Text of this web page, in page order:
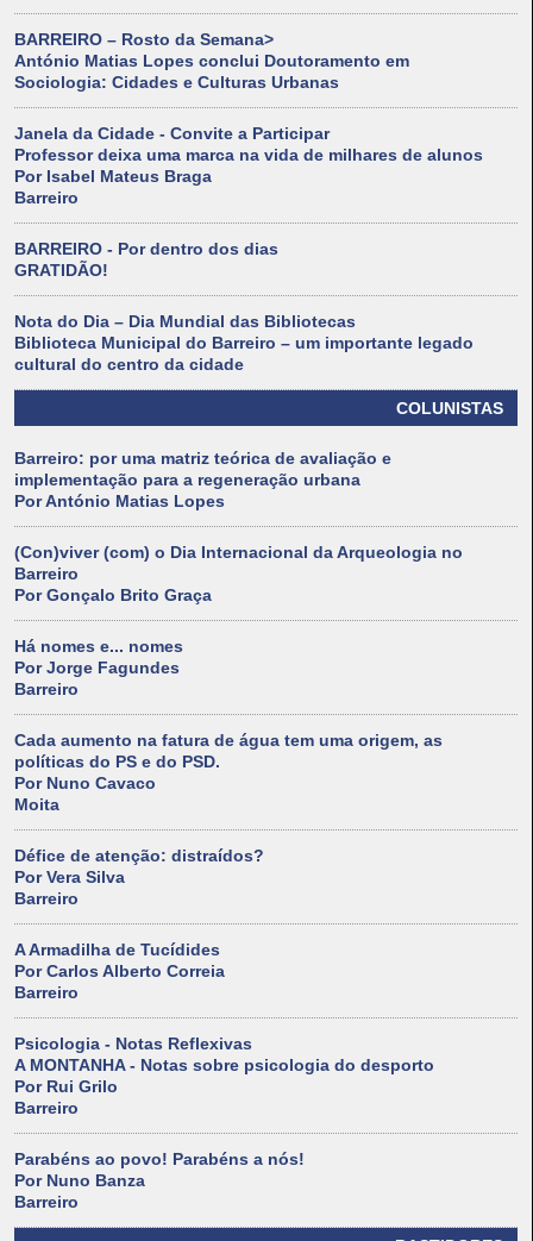
BARREIRO – Rosto da Semana>
António Matias Lopes conclui Doutoramento em
Sociologia: Cidades e Culturas Urbanas
Janela da Cidade - Convite a Participar
Professor deixa uma marca na vida de milhares de alunos
Por Isabel Mateus Braga
Barreiro
BARREIRO - Por dentro dos dias
GRATIDÃO!
Nota do Dia – Dia Mundial das Bibliotecas
Biblioteca Municipal do Barreiro – um importante legado
cultural do centro da cidade
COLUNISTAS
Barreiro: por uma matriz teórica de avaliação e
implementação para a regeneração urbana
Por António Matias Lopes
(Con)viver (com) o Dia Internacional da Arqueologia no
Barreiro
Por Gonçalo Brito Graça
Há nomes e... nomes
Por Jorge Fagundes
Barreiro
Cada aumento na fatura de água tem uma origem, as
políticas do PS e do PSD.
Por Nuno Cavaco
Moita
Défice de atenção: distraídos?
Por Vera Silva
Barreiro
A Armadilha de Tucídides
Por Carlos Alberto Correia
Barreiro
Psicologia - Notas Reflexivas
A MONTANHA - Notas sobre psicologia do desporto
Por Rui Grilo
Barreiro
Parabéns ao povo! Parabéns a nós!
Por Nuno Banza
Barreiro